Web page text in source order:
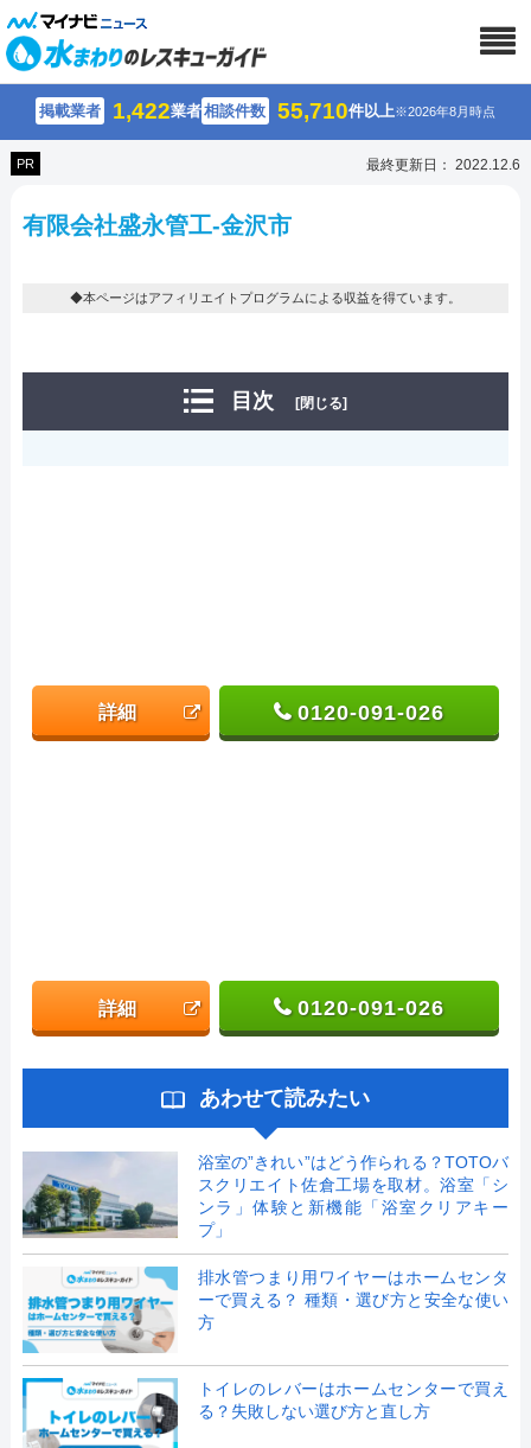
掲載業者 1,422業者相談件数 55,710件以上※2026年8月時点
PR 最終更新日： 2022.12.6
有限会社盛永管工-金沢市
◆本ページはアフィリエイトプログラムによる収益を得ています。
目次 [閉じる]
詳細 0120-091-026
詳細 0120-091-026
あわせて読みたい
浴室の”きれい”はどう作られる？TOTOバ
スクリエイト佐倉工場を取材。浴室「シ
ンラ」体験と新機能「浴室クリアキー
プ」
排水管つまり用ワイヤーはホームセンタ
ーで買える？ 種類・選び方と安全な使い
方
トイレのレバーはホームセンターで買え
る？失敗しない選び方と直し方